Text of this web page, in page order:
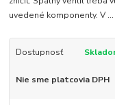
uvedené komponenty. V ...
Dostupnosť
Nie sme platcovia DPH